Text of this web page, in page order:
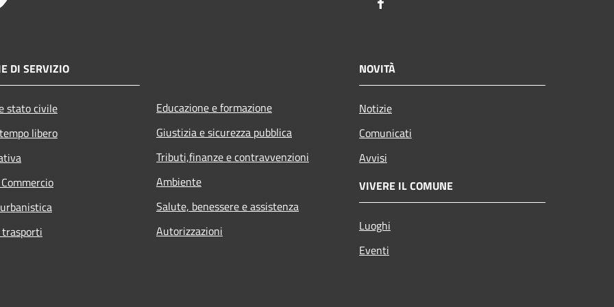
DI SERVIZIO
stato civile
libero
Educazione e formazione
Giustizia e sicurezza pubblica
Tributi,finanze e contravvenzioni
Ambiente
Salute, benessere e assistenza
Autorizzazioni
NOVITÀ
Notizie
Comunicati
Avvisi
VIVERE IL COMUNE
Luoghi
Eventi